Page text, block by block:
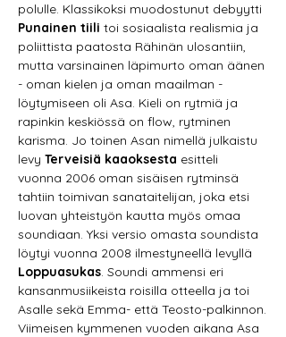
polulle. Klassikoksi muodostunut debyytti
Punainen tiili toi sosiaalista realismia ja
poliittista paatosta Rähinän ulosantiin,
mutta varsinainen läpimurto oman äänen
- oman kielen ja oman maailman -
löytymiseen oli Asa. Kieli on rytmiä ja
rapinkin keskiössä on flow, rytminen
karisma. Jo toinen Asan nimellä julkaistu
levy Terveisiä kaaoksesta esitteli
vuonna 2006 oman sisäisen rytminsä
tahtiin toimivan sanataitelijan, joka etsi
luovan yhteistyön kautta myös omaa
soundiaan. Yksi versio omasta soundista
löytyi vuonna 2008 ilmestyneellä levyllä
Loppuasukas. Soundi ammensi eri
kansanmusiikeista roisilla otteella ja toi
Asalle sekä Emma- että Teosto-palkinnon.
Viimeisen kymmenen vuoden aikana Asa